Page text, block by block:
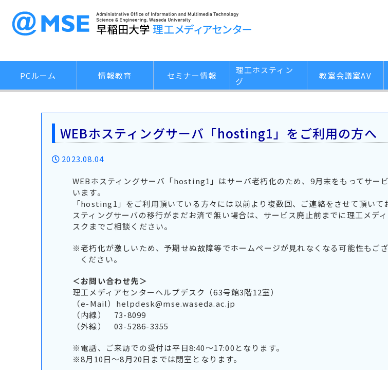
PCルーム 情報教育 セミナー情報
理工ホスティン
グ
教室会議室AV
WEBホスティングサーバ「hosting1」をご利用の方へ
2023.08.04
WEBホスティングサーバ「hosting1」はサーバ老朽化のため、9月末をもってサー
います。
「hosting1」をご利用頂いている方々には以前より複数回、ご連絡をさせて頂いて
スティングサーバの移行がまだお済で無い場合は、サービス廃止前までに理工メデ
スクまでご相談ください。
※老朽化が激しいため、予期せぬ故障等でホームページが見れなくなる可能性もご
ください。
＜お問い合わせ先＞
理工メディアセンターヘルプデスク（63号館3階12室）
（e-Mail） helpdesk@mse.waseda.ac.jp
（内線） 73-8099
（外線） 03-5286-3355
※電話、ご来訪での受付は平日8:40～17:00となります。
※8月10日～8月20日までは閉室となります。